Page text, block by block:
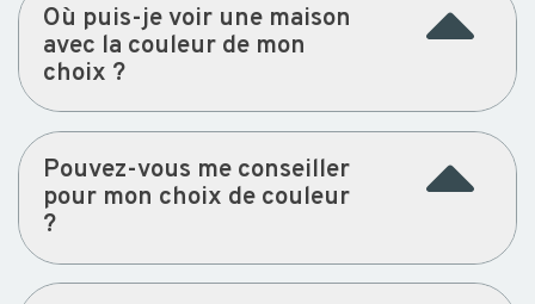
Où puis-je voir une maison
avec la couleur de mon
choix ?
Pouvez-vous me conseiller
pour mon choix de couleur
?